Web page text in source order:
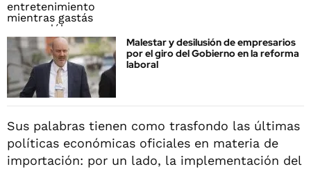
Malestar y desilusión de empresarios
por el giro del Gobierno en la reforma
laboral
Sus palabras tienen como trasfondo las últimas
políticas económicas oficiales en materia de
importación: por un lado, la implementación del